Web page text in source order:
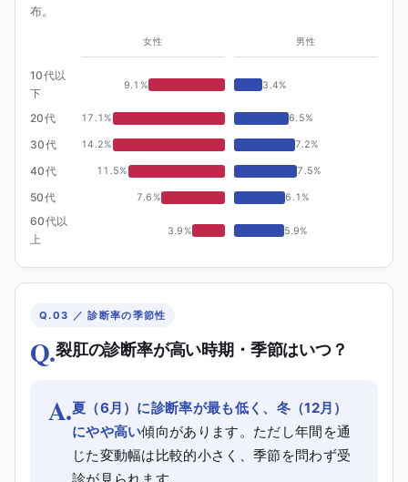
布。
女性 男性
10代以
下
9.1 % 3.4%
20代 17.1 % 6.5%
30代 14.2% 7.2%
40代 11.5% 7.5%
50代 7.6 % 6.1 %
60代以
上
3.9 % 5.9%
Q.03 ／ 診断率の季節性
Q.裂肛の診断率が高い時期・季節はいつ？
A.夏（6月）に診断率が最も低く、冬（12月）
にやや高い傾向があります。ただし年間を通
じた変動幅は比較的小さく、季節を問わず受